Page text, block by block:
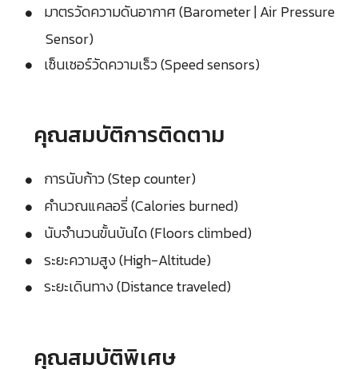
มาตรวัดความดันอากาศ (Barometer | Air Pressure
Sensor)
เซ็นเซอร์วัดความเร็ว (Speed sensors)
คุณสมบัติการติดตาม
การนับก้าว (Step counter)
คำนวณแคลอรี่ (Calories burned)
นับจำนวนขั้นบันได (Floors climbed)
ระยะความสูง (High-Altitude)
ระยะเดินทาง (Distance traveled)
คุณสมบัติพิเศษ